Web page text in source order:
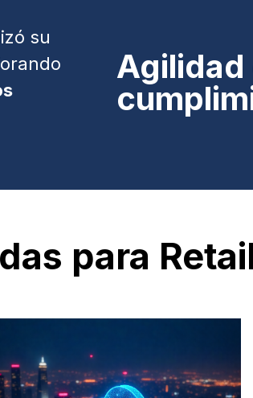
su
para